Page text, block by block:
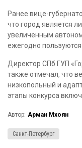
Ранее вице-
что город является
увеличенным
ежегодно
Директор СПб ГУП
также отмечал, что
низкопольный и
этапы конкурса
Автор: Арман Мхоян
Санкт-Петербург